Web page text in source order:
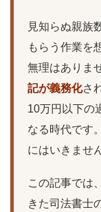
見知らぬ親族
もらう作業を
無理はありま
記が義務化さ
10万円以下の
なる時代です
にはいきませ
この記事では
きた司法書士